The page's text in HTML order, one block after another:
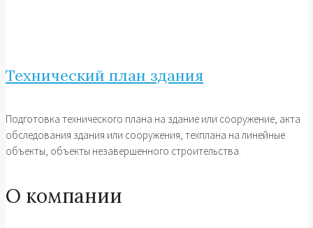
Технический план здания
Подготовка технического плана на здание или сооружение, акта
обследования здания или сооружения, техплана на линейные
объекты, объекты незавершенного строительства.
О компании